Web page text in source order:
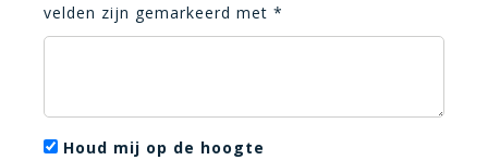
velden zijn gemarkeerd met *
Houd mij op de hoogte